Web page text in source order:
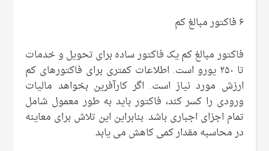
۶ فاکتور مبالغ کم
فاکتور مبالغ کم یک فاکتور ساده برای تحویل و خدمات
تا ۲۵۰ یورو است. اطلاعات کمتری برای فاکتورهای کم
ارزش مورد نیاز است. اگر کارآفرین بخواهد مالیات
ورودی را کسر کند، فاکتور باید به طور معمول شامل
تمام اجزای اجباری باشد. بنابراین این تلاش برای معاینه
در محاسبه مقدار کمی کاهش می یابد.